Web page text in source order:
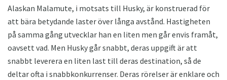
Alaskan Malamute, i motsats till Husky, är konstruerad för
att bära betydande laster över långa avstånd. Hastigheten
på samma gång utvecklar han en liten men går envis framåt,
oavsett vad. Men Husky går snabbt, deras uppgift är att
snabbt leverera en liten last till deras destination, så de
deltar ofta i snabbkonkurrenser. Deras rörelser är enklare och